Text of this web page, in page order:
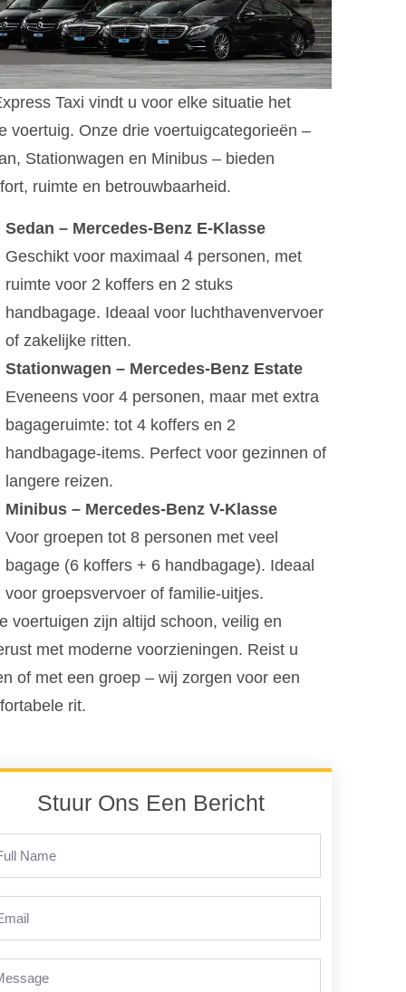
Taxi vindt u voor elke situatie het
voertuig. Onze drie voertuigcategorieën –
Stationwagen en Minibus – bieden
ruimte en betrouwbaarheid.
Sedan – Mercedes-Benz E-Klasse
Geschikt voor maximaal 4 personen, met
ruimte voor 2 koffers en 2 stuks
handbagage. Ideaal voor luchthavenvervoer
of zakelijke ritten.
Stationwagen – Mercedes-Benz Estate
Eveneens voor 4 personen, maar met extra
bagageruimte: tot 4 koffers en 2
handbagage-items. Perfect voor gezinnen of
langere reizen.
Minibus – Mercedes-Benz V-Klasse
Voor groepen tot 8 personen met veel
bagage (6 koffers + 6 handbagage). Ideaal
voor groepsvervoer of familie-uitjes.
voertuigen zijn altijd schoon, veilig en
met moderne voorzieningen. Reist u
of met een groep – wij zorgen voor een
rit.
Stuur Ons Een Bericht